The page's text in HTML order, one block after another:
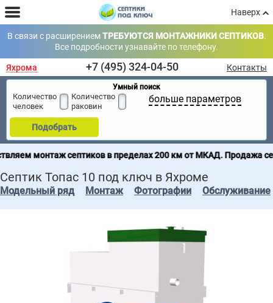
Наверх
В связи с расширениемТРЕБУЮТСЯ МОНТАЖНИКИ СЕПТИКОВ.
Все подробности узнавайте по телефону.
Яхрома +7 (495) 324-04-50 Контакты
Умный поиск
Количество
человек
Количество
раковин
больше параметров
Подобрать
в пределах 200 км от МКАД. Продажа септиков по
Септик Топас 10 под ключ в Яхроме
Модельный ряд Монтаж Фотографии Обслуживание